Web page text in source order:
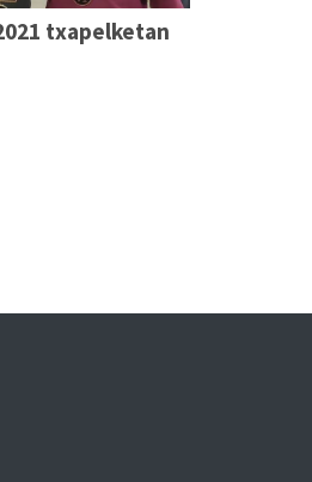
txapelketan